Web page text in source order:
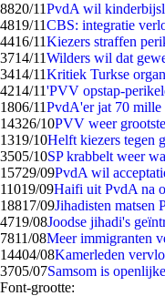
8820/11PvdA wil
4819/11CBS: integratie
4416/11Kiezers straffen
3714/11Wilders wil dat
3414/11Kritiek Turkse
4214/11'PVV opstap-
1806/11PvdA'er jat 70 mille
14326/10PVV weer
1319/10Helft kiezers tegen
3505/10SP krabbelt weer
15729/09PvdA wil
11019/09Haifi uit PvdA na
18817/09Jihadisten matsen
4719/08Joodse jihadi's
7811/08Meer immigranten
14404/08Kamerleden
3705/07Samsom is
Font-grootte: